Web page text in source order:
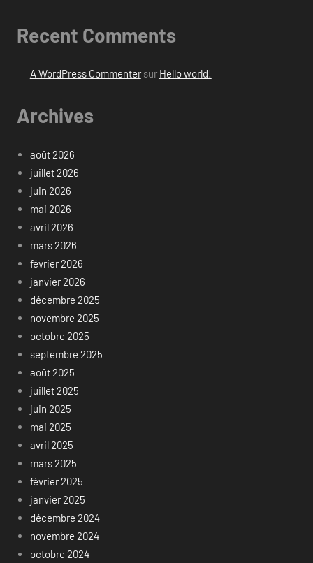
Recent Comments
A WordPress Commentersur Hello world!
Archives
août 2026
juillet 2026
juin 2026
mai 2026
avril 2026
mars 2026
février 2026
janvier 2026
décembre 2025
novembre 2025
octobre 2025
septembre 2025
août 2025
juillet 2025
juin 2025
mai 2025
avril 2025
mars 2025
février 2025
janvier 2025
décembre 2024
novembre 2024
octobre 2024